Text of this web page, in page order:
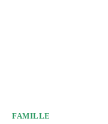
FAMILLE